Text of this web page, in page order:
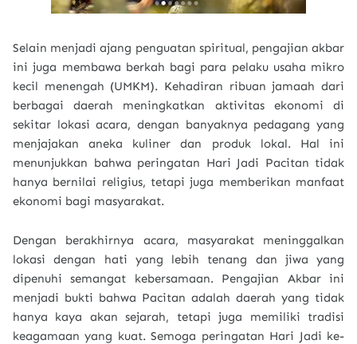
Selain menjadi ajang penguatan spiritual, pengajian akbar
ini juga membawa berkah bagi para pelaku usaha mikro
kecil menengah (UMKM). Kehadiran ribuan jamaah dari
berbagai daerah meningkatkan aktivitas ekonomi di
sekitar lokasi acara, dengan banyaknya pedagang yang
menjajakan aneka kuliner dan produk lokal. Hal ini
menunjukkan bahwa peringatan Hari Jadi Pacitan tidak
hanya bernilai religius, tetapi juga memberikan manfaat
ekonomi bagi masyarakat.
Dengan berakhirnya acara, masyarakat meninggalkan
lokasi dengan hati yang lebih tenang dan jiwa yang
dipenuhi semangat kebersamaan. Pengajian Akbar ini
menjadi bukti bahwa Pacitan adalah daerah yang tidak
hanya kaya akan sejarah, tetapi juga memiliki tradisi
keagamaan yang kuat. Semoga peringatan Hari Jadi ke-